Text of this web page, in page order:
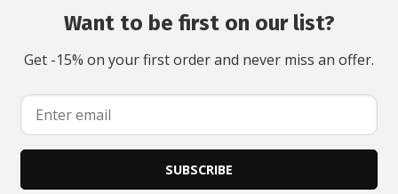
Want to be first on our list?
Get -15% on your first order and never miss an offer.
SUBSCRIBE